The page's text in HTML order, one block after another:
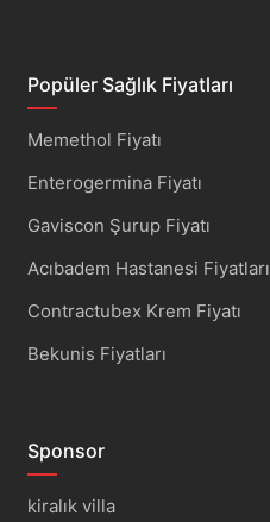
Popüler Sağlık Fiyatları
Memethol Fiyatı
Enterogermina Fiyatı
Gaviscon Şurup Fiyatı
Acıbadem Hastanesi Fiyatları
Contractubex Krem Fiyatı
Bekunis Fiyatları
Sponsor
kiralık villa